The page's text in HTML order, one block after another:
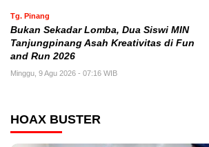
Tg. Pinang
Bukan Sekadar Lomba, Dua Siswi MIN
Tanjungpinang Asah Kreativitas di Fun
and Run 2026
Minggu, 9 Agu 2026 - 07:16 WIB
HOAX BUSTER